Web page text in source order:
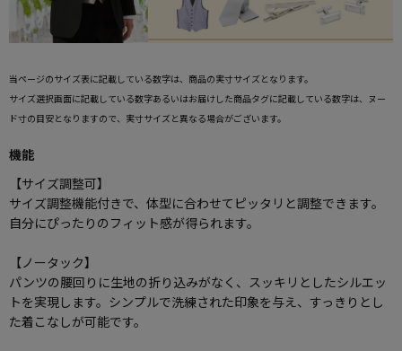
当ページのサイズ表に記載している数字は、商品の実寸サイズとなります。
サイズ選択画面に記載している数字あるいはお届けした商品タグに記載している数字は、ヌー
ド寸の目安となりますので、実寸サイズと異なる場合がございます。
機能
【サイズ調整可】
サイズ調整機能付きで、体型に合わせてピッタリと調整できます。
自分にぴったりのフィット感が得られます。
【ノータック】
パンツの腰回りに生地の折り込みがなく、スッキリとしたシルエッ
トを実現します。シンプルで洗練された印象を与え、すっきりとし
た着こなしが可能です。